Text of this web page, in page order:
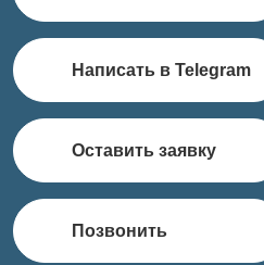
Написать в Telegram
Оставить заявку
Позвонить